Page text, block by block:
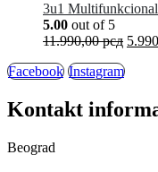
3u1
5.00 out of 5
11.990,00рсд
Facebook Instagram
Kontakt
Beograd